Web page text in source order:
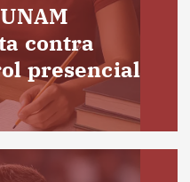
contra
presencial